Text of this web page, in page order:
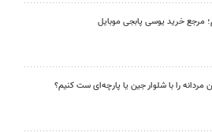
مرجع خرید یوسی پابجی موبایل
مردانه را با شلوار جین یا پارچه‌ای ست کنیم؟